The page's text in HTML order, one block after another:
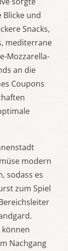
und
Snacks,
mediterrane
Mozzarella-
an die
Coupons
modern
sodass es
zum Spiel
können
Nachgang